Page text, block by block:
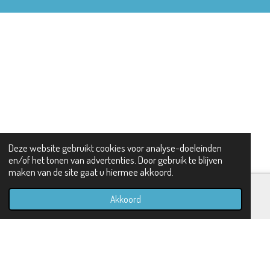
Deze website gebruikt cookies voor analyse-doeleinden
en/of het tonen van advertenties. Door gebruik te blijven
maken van de site gaat u hiermee akkoord.
Akkoord
e
E-mailadres